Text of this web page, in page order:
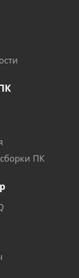
ПК